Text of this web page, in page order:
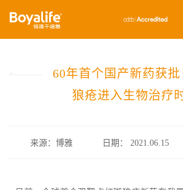
首页 什么是干细胞
前沿动态
60年首个国产新药获批！红斑狼疮进入生物治
60年首个国产新药获批
狼疮进入生物治疗
来源：博雅 日期： 2021.06.15